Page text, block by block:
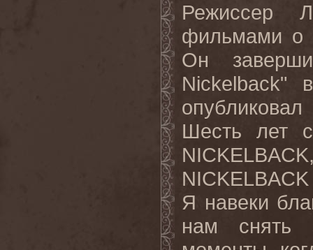
Режиссер
фильмами о
Он
Nickelback"
Шесть лет
Я навеки
нам снять